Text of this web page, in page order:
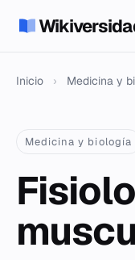
Inicio › Medicina y
Medicina y biología